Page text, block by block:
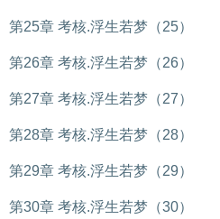
第25章 考核.浮生若梦（25）
第26章 考核.浮生若梦（26）
第27章 考核.浮生若梦（27）
第28章 考核.浮生若梦（28）
第29章 考核.浮生若梦（29）
第30章 考核.浮生若梦（30）